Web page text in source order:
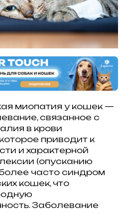
миопатия у кошек —
связанное с
в крови
приводит к
и характерной
(опусканию
часто синдром
кошек, что
Заболевание